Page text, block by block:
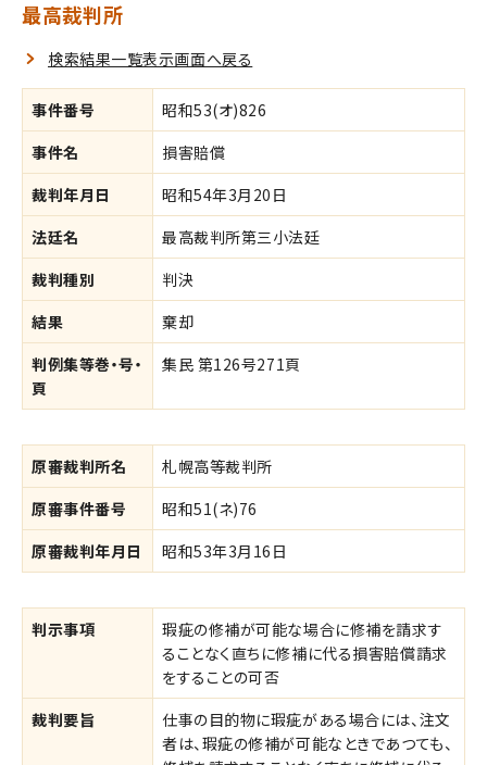
最高裁判所
検索結果一覧表示画面へ戻る
事件番号
昭和53(オ)826
事件名
損害賠償
裁判年月日
昭和54年3月20日
法廷名
最高裁判所第三小法廷
裁判種別
判決
結果
棄却
判例集等巻・号・
頁
集民 第126号271頁
原審裁判所名
札幌高等裁判所
原審事件番号
昭和51(ネ)76
原審裁判年月日
昭和53年3月16日
判示事項
瑕疵の修補が可能な場合に修補を請求す
ることなく直ちに修補に代る損害賠償請求
をすることの可否
裁判要旨
仕事の目的物に瑕疵がある場合には、注文
者は、瑕疵の修補が可能なときであつても、